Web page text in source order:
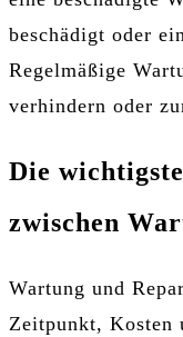
beschädigt oder
Regelmäßige
verhindern oder
Die
zwischen
Wartung und
Zeitpunkt, Kosten